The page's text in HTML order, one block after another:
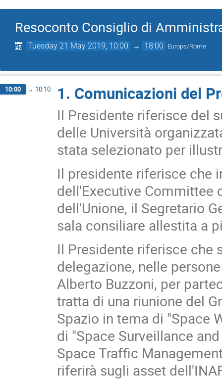
Resoconto Consiglio di
Tuesday 21 May 2019, 10:00 → 18:00 Europe/Rome
10:00 → 10:10 1. Comunicazioni del
Il Presidente riferisce del
delle Università
stata selezionato per
Il presidente riferisce che
dell'Executive Committee
dell'Unione, il Segretario
sala consiliare allestita a
Il Presidente riferisce che
delegazione, nelle
Alberto Buzzoni, per
tratta di una riunione del
Spazio in tema di "Space
di "Space Surveillance
Space Traffic
riferirà sugli asset